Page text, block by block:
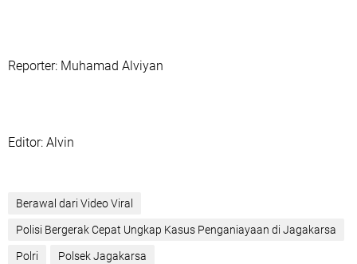
Reporter: Muhamad Alviyan
‎Editor: Alvin
Berawal dari Video Viral
Polisi Bergerak Cepat Ungkap Kasus Penganiayaan di Jagakarsa
Polri Polsek Jagakarsa